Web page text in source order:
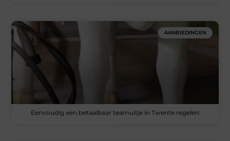
AANBIEDINGEN
Eenvoudig een betaalbaar teamuitje in Twente regelen